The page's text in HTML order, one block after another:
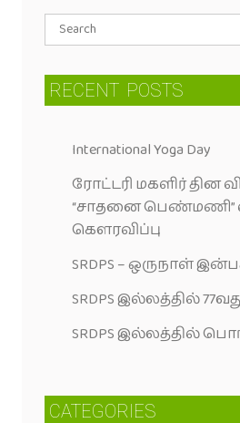
RECENT POSTS
International Yoga Day
ரோட்டரி மகளிர் தின
“சாதனை பெண்மணி”
கெளரவிப்பு
SRDPS – ஒருநாள்
SRDPS இல்லத்தில்
SRDPS இல்லத்தில்
CATEGORIES